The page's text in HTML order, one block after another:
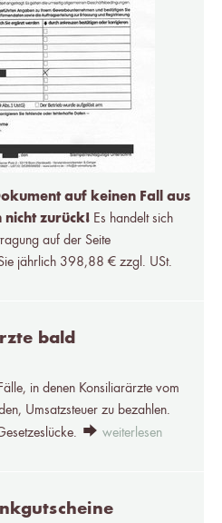
auf keinen Fall aus
nicht zurück! Es handelt sich
auf der Seite
jährlich 398,88 € zzgl. USt.
bald
in denen Konsiliarärzte vom
Umsatzsteuer zu bezahlen.
weiterlesen